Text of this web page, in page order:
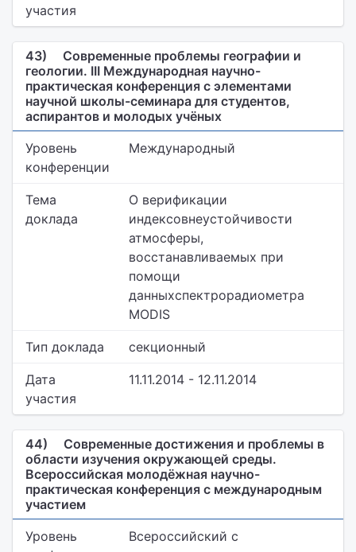
участия
43)
Современные проблемы географии и
геологии. III Международная научно-
практическая конференция с элементами
научной школы-семинара для студентов,
аспирантов и молодых учёных
Уровень
конференции
Международный
Тема
доклада
О верификации
индексовнеустойчивости
атмосферы,
восстанавливаемых при
помощи
данныхспектрорадиометра
MODIS
Тип доклада секционный
Дата
участия
11.11.2014 - 12.11.2014
44)
Современные достижения и проблемы в
области изучения окружающей среды.
Всероссийская молодёжная научно-
практическая конференция с международным
участием
Уровень
Всероссийский с